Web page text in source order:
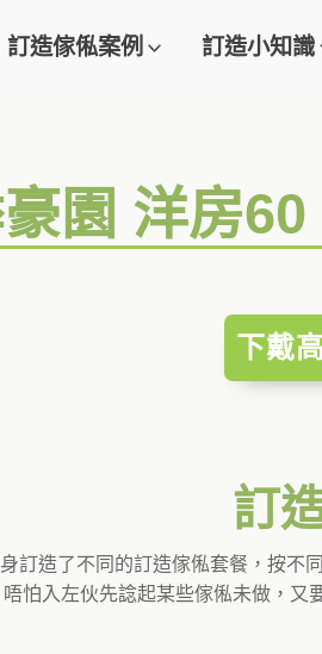
訂造傢俬案例 訂造小知識
豪園 洋房
下戴
訂
訂造了不同的訂造傢俬套餐，按
怕入左伙先諗起某些傢俬未做，